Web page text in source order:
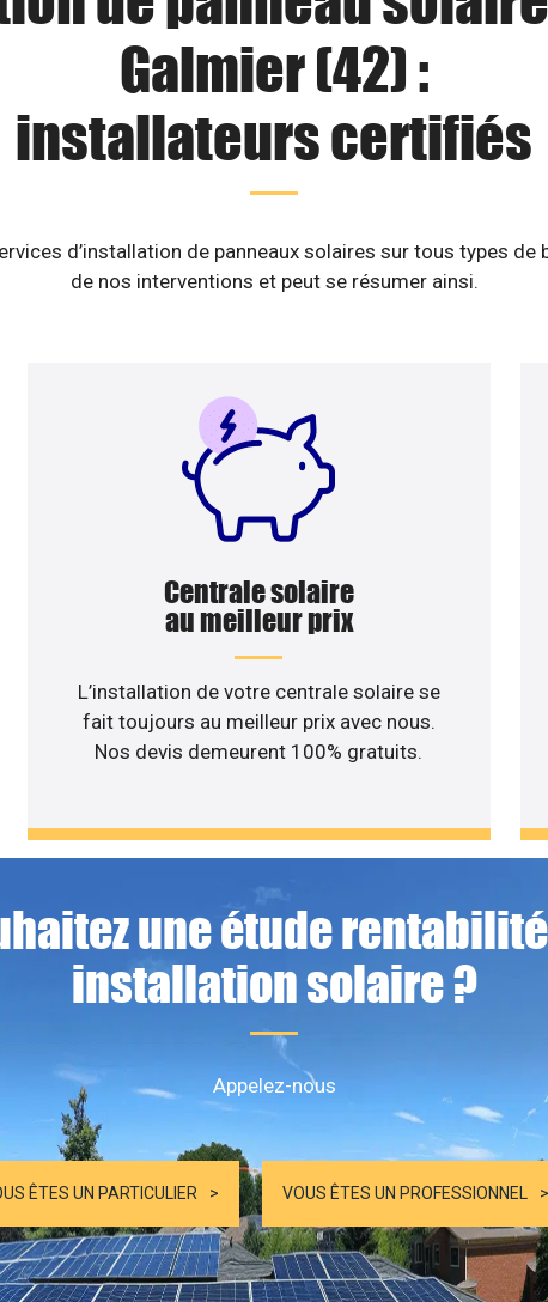
Galmier (42) :
installateurs certifiés
d’installation de panneaux solaires sur tous types
de nos interventions et peut se résumer ainsi.
Centrale solaire
au meilleur prix
L’installation de votre centrale solaire se
fait toujours au meilleur prix avec nous.
Nos devis demeurent 100% gratuits.
une étude
installation solaire ?
Appelez-nous
ÊTES UN PARTICULIER VOUS ÊTES UN PROFESSIONNEL